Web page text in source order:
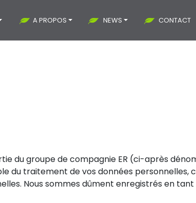
A PROPOS NEWS CONTACT
du groupe de compagnie ER (ci-après
du traitement de vos données personnelles,
Nous sommes dûment enregistrés en tant